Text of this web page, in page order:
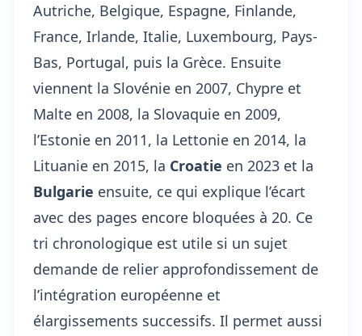
Autriche, Belgique, Espagne, Finlande,
France, Irlande, Italie, Luxembourg, Pays-
Bas, Portugal, puis la Grèce. Ensuite
viennent la Slovénie en 2007, Chypre et
Malte en 2008, la Slovaquie en 2009,
l’Estonie en 2011, la Lettonie en 2014, la
Lituanie en 2015, la Croatie en 2023 et la
Bulgarie ensuite, ce qui explique l’écart
avec des pages encore bloquées à 20. Ce
tri chronologique est utile si un sujet
demande de relier approfondissement de
l’intégration européenne et
élargissements successifs. Il permet aussi